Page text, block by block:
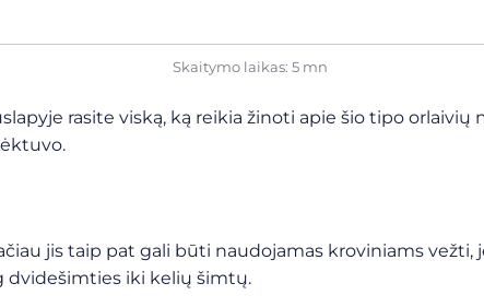
Skaitymo laikas: 5 mn
rasite viską, ką reikia žinoti apie šio tipo
jis taip pat gali būti naudojamas kroviniams vežti,
dvidešimties iki kelių šimtų.